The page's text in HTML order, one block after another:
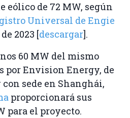
eólico de 72 MW, según
Universal de Engie
2023 [descargar].
60 MW del mismo
por Envision Energy, de
sede en Shanghái,
proporcionará sus
para el proyecto.